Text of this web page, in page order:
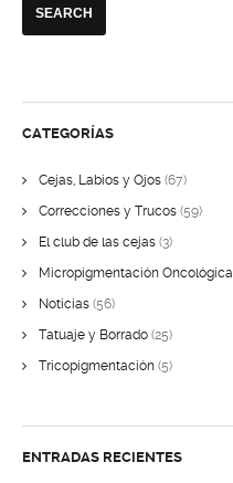
CATEGORÍAS
Cejas, Labios y Ojos (67)
Correcciones y Trucos (59)
El club de las cejas (3)
Micropigmentación Oncológica
Noticias (56)
Tatuaje y Borrado (25)
Tricopigmentación (5)
ENTRADAS RECIENTES